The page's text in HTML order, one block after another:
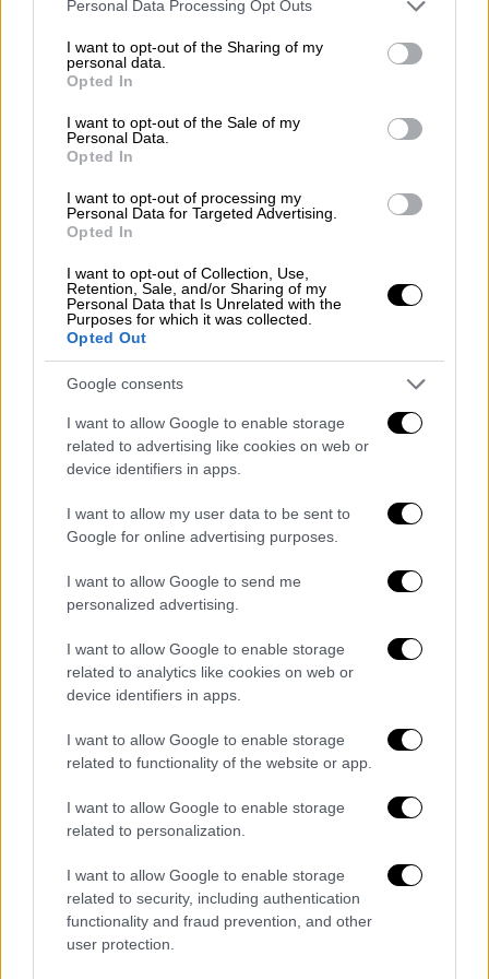
not limited to your visit or usage behaviour. You may click to
grant or deny consent to Google and its third-party tags to
use your data for below specified purposes in below Google
consent section.
Personal Data Processing Opt Outs
I want to opt-out of the Sharing of my
personal data.
Opted In
I want to opt-out of the Sale of my
Personal Data.
Opted In
I want to opt-out of processing my
Personal Data for Targeted Advertising.
Opted In
I want to opt-out of Collection, Use,
Retention, Sale, and/or Sharing of my
Personal Data that Is Unrelated with the
Purposes for which it was collected.
Opted Out
Google consents
I want to allow Google to enable storage
related to advertising like cookies on web or
device identifiers in apps.
I want to allow my user data to be sent to
Google for online advertising purposes.
I want to allow Google to send me
personalized advertising.
I want to allow Google to enable storage
related to analytics like cookies on web or
device identifiers in apps.
I want to allow Google to enable storage
related to functionality of the website or app.
I want to allow Google to enable storage
related to personalization.
I want to allow Google to enable storage
related to security, including authentication
functionality and fraud prevention, and other
user protection.
Γαλλία: Συνελήφθη οδηγός της
νταλίκας
κινούμενο όγκο από σίδερα που ισοπέδωσε
τα αυτοκίνητα που κινούνταν μπροστά και
δίπλα του, προκαλώντας μια μαζική
καραμπόλα στηνοποία ενεπλάκησαν
τουλάχιστον 23 οχήματα
Οι αστυνομικές δυνάμειςσυνέλαβαν αμέσως
τον οδηγόστο σημείο της σύγκρουσης, την
ώρα που οι προανακριτικές αρχές συλλέγουν
στοιχεία για να διαλευκάνουν τις συνθήκες
Carambolage impressionnant à
Antibes
pic.twitter.com/IqR1mmvMOO
Η ανταπόκριση των σωμάτων ασφαλείας
. Στην περιοχή κατέφθασε μεγάλη
δύναμη της Πυροσβεστικής Υπηρεσίας, με τη
συμμετοχή40 πυροσβεστών και 18
περιπολικά.
Αρκετά από τα αυτοκίνητα που βρέθηκαν
στηνπορεία της νταλίκας
έχουν
συνεργεία πραγματοποιούν αγώνα δρόμου,
καθώς βρίσκεται σε εξέλιξη μια επίπονη
διαδικασία για την απελευθέρωση των